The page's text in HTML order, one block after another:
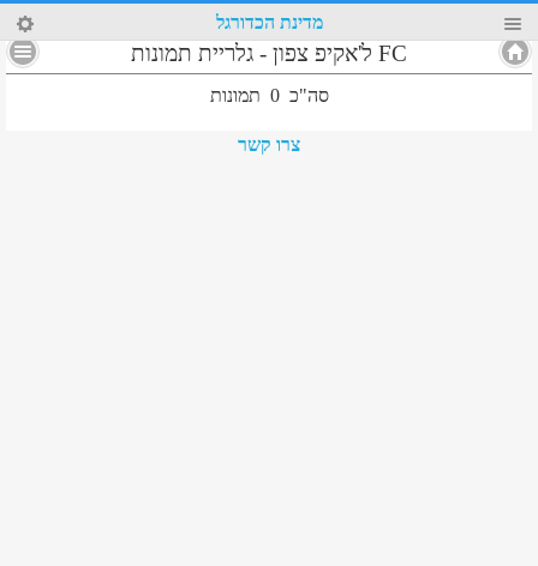
90 מדינת הכדורגל
FC ל'אקיפ צפון - גלריית תמונות
סה"כ 0 תמונות
צרו קשר